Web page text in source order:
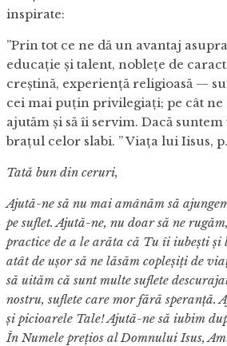
inspirate:
”Prin tot ce ne dă un avantaj
educaţie şi talent, nobleţe de
creştină, experienţă religioasă —
cei mai puţin privilegiaţi; pe cât ne
ajutăm şi să îi servim. Dacă
braţul celor slabi. ” Viața lui Iisus,
Tată bun din ceruri,
Ajută-ne să nu mai amânăm să
pe suflet. Ajută-ne, nu doar să ne
practice de a le arăta că Tu îi iubești și
atât de ușor să ne lăsăm copleșiți de
să uităm că sunt multe suflete
nostru, suflete care mor fără speranță.
și picioarele Tale! Ajută-ne să iubim
În Numele prețios al Domnului Isus,